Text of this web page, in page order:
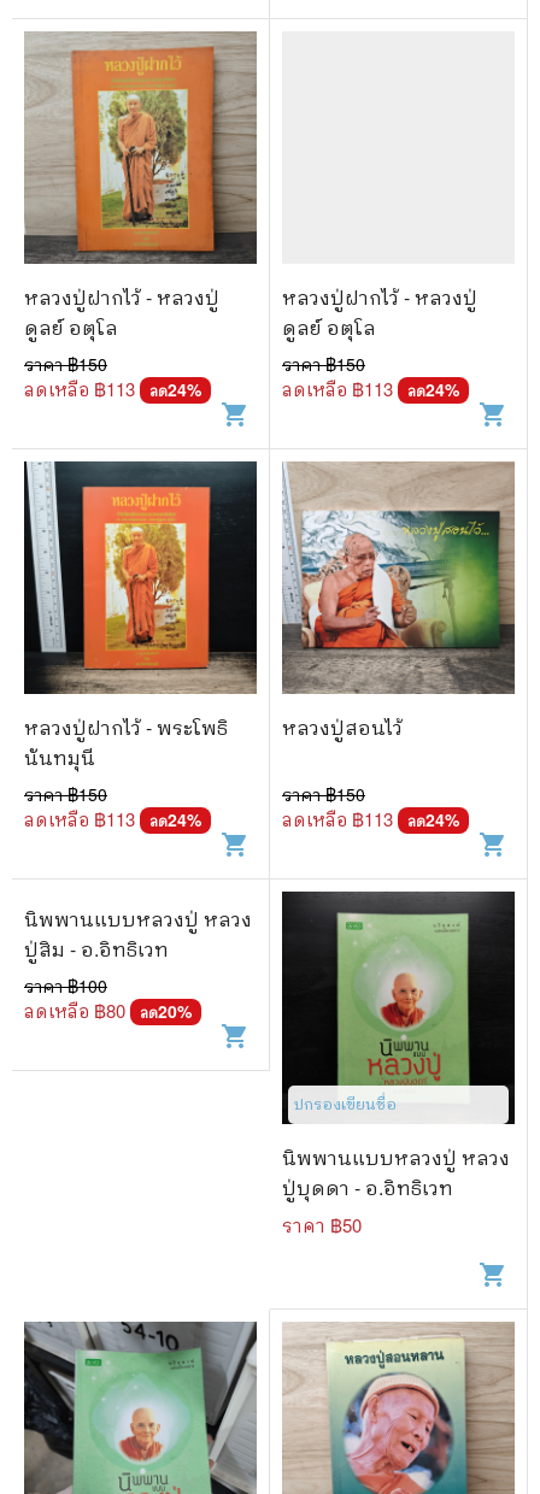
หลวงปู่ฝากไว้ - หลวงปู่
ดูลย์ อตุโล
ราคา ฿150
ลดเหลือ ฿113 ลด24%
shopping_cart
หลวงปู่ฝากไว้ - หลวงปู่
ดูลย์ อตุโล
ราคา ฿150
ลดเหลือ ฿113 ลด24%
shopping_cart
หลวงปู่ฝากไว้ - พระโพธิ
นันทมุนี
ราคา ฿150
ลดเหลือ ฿113 ลด24%
shopping_cart
หลวงปู่สอนไว้
ราคา ฿150
ลดเหลือ ฿113 ลด24%
shopping_cart
นิพพานแบบหลวงปู่ หลวง
ปู่สิม - อ.อิทธิเวท
ราคา ฿100
ลดเหลือ ฿80 ลด20%
shopping_cart
ปกรองเขียนชื่อ
นิพพานแบบหลวงปู่ หลวง
ปู่บุดดา - อ.อิทธิเวท
ราคา ฿50
shopping_cart